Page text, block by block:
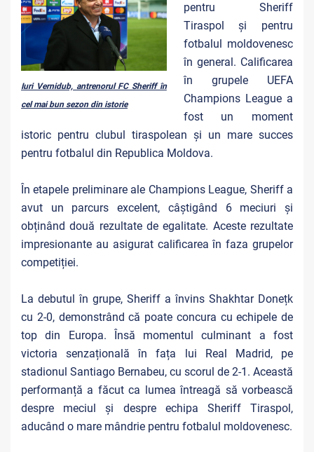
Iuri Vernidub, antrenorul FC Sheriff în
cel mai bun sezon din istorie
pentru Sheriff
Tiraspol și pentru
fotbalul moldovenesc
în general. Calificarea
în grupele UEFA
Champions League a
fost un moment
istoric pentru clubul tiraspolean și un mare succes
pentru fotbalul din Republica Moldova.
În etapele preliminare ale Champions League, Sheriff a
avut un parcurs excelent, câștigând 6 meciuri și
obținând două rezultate de egalitate. Aceste rezultate
impresionante au asigurat calificarea în faza grupelor
competiției.
La debutul în grupe, Sheriff a învins Shakhtar Donețk
cu 2-0, demonstrând că poate concura cu echipele de
top din Europa. Însă momentul culminant a fost
victoria senzațională în fața lui Real Madrid, pe
stadionul Santiago Bernabeu, cu scorul de 2-1. Această
performanță a făcut ca lumea întreagă să vorbească
despre meciul și despre echipa Sheriff Tiraspol,
aducând o mare mândrie pentru fotbalul moldovenesc.